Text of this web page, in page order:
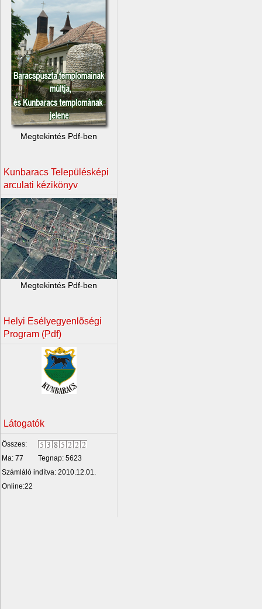
Megtekintés Pdf-ben
Kunbaracs Településképi
arculati kézikönyv
Megtekintés Pdf-ben
Helyi Esélyegyenlõségi
Program (Pdf)
Látogatók
Összes:
Ma: 77
Tegnap: 5623
Számláló indítva: 2010.12.01.
Online:22